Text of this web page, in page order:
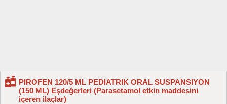
PIROFEN 120/5 ML PEDIATRIK ORAL SUSPANSIYON
(150 ML) Eşdeğerleri (Parasetamol etkin maddesini
içeren ilaçlar)